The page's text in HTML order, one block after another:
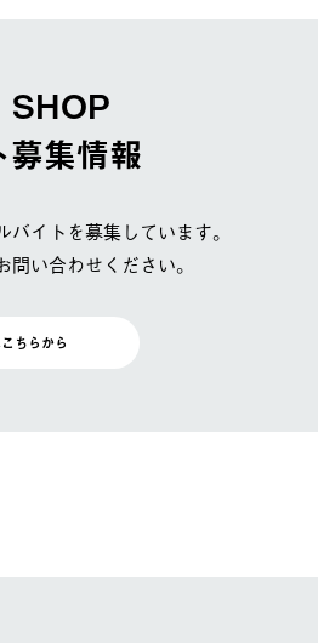
SHOP
集情報
バイトを募集しています。
い合わせください。
ちらから